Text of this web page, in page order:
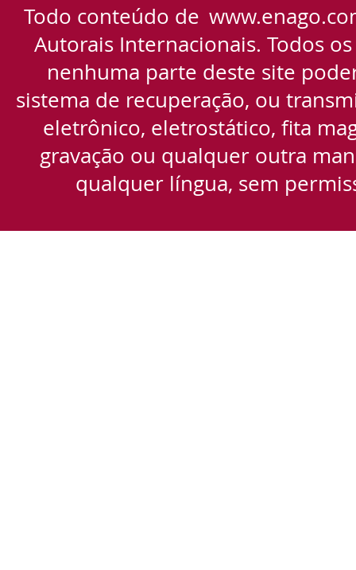
Todo conteúdo de
Autorais Internacionais. Todos
nenhuma parte deste site
sistema de recuperação, ou
eletrônico, eletrostático, fita
gravação ou qualquer outra
qualquer língua, sem